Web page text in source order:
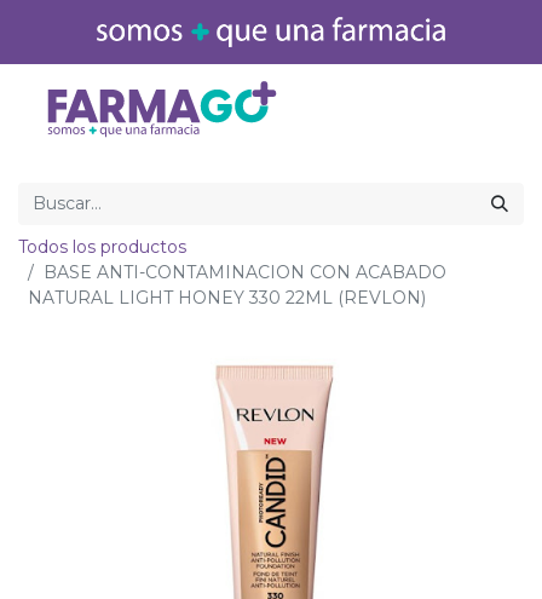
Todos los productos
BASE ANTI-CONTAMINACION CON ACABADO
NATURAL LIGHT HONEY 330 22ML (REVLON)